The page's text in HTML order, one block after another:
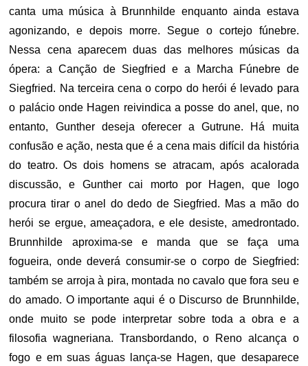
canta uma música à Brunnhilde enquanto ainda estava
agonizando, e depois morre. Segue o cortejo fúnebre.
Nessa cena aparecem duas das melhores músicas da
ópera: a Canção de Siegfried e a Marcha Fúnebre de
Siegfried. Na terceira cena o corpo do herói é levado para
o palácio onde Hagen reivindica a posse do anel, que, no
entanto, Gunther deseja oferecer a Gutrune. Há muita
confusão e ação, nesta que é a cena mais difícil da história
do teatro. Os dois homens se atracam, após acalorada
discussão, e Gunther cai morto por Hagen, que logo
procura tirar o anel do dedo de Siegfried. Mas a mão do
herói se ergue, ameaçadora, e ele desiste, amedrontado.
Brunnhilde aproxima-se e manda que se faça uma
fogueira, onde deverá consumir-se o corpo de Siegfried:
também se arroja à pira, montada no cavalo que fora seu e
do amado. O importante aqui é o Discurso de Brunnhilde,
onde muito se pode interpretar sobre toda a obra e a
filosofia wagneriana. Transbordando, o Reno alcança o
fogo e em suas águas lança-se Hagen, que desaparece